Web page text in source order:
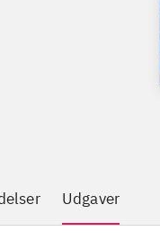
Udgaver